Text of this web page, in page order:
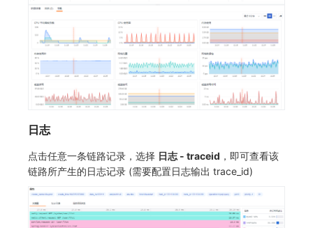
日志
点击任意一条链路记录，选择 日志 - traceid ，即可查看该
链路所产生的日志记录 (需要配置日志输出 trace_id)